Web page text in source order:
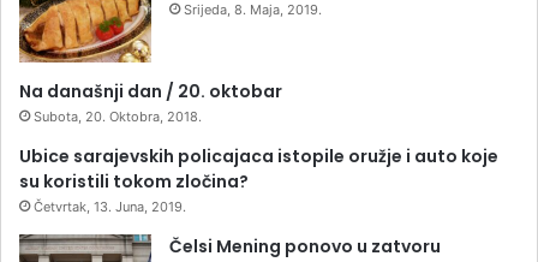
Srijeda, 8. Maja, 2019.
Na današnji dan / 20. oktobar
Subota, 20. Oktobra, 2018.
Ubice sarajevskih policajaca istopile oružje i auto koje
su koristili tokom zločina?
Četvrtak, 13. Juna, 2019.
Čelsi Mening ponovo u zatvoru